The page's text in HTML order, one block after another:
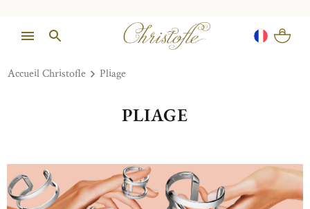
Accueil Christofle Pliage
PLIAGE